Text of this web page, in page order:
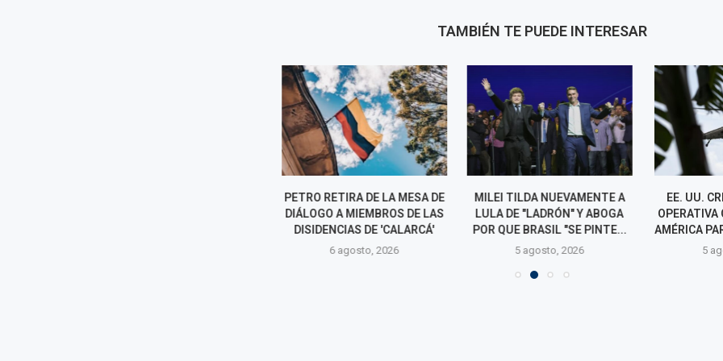
TAMBIÉN TE PUEDE INTERESAR
PETRO RETIRA DE LA MESA DE
DIÁLOGO A MIEMBROS DE LAS
DISIDENCIAS DE 'CALARCÁ'
6 agosto, 2026
MILEI TILDA NUEVAMENTE A
LULA DE "LADRÓN" Y ABOGA
POR QUE BRASIL "SE PINTE...
5 agosto, 2026
EE. UU.
OPERATIVA
AMÉRICA
5